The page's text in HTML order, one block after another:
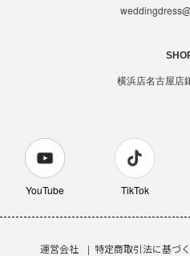
横浜店名古屋店
YouTube TikTok
運営会社 特定商取引法に基づ